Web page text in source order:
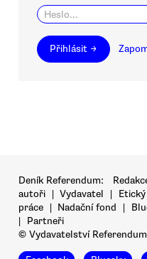
Přihlásit →
Deník Referendum:
autoři | Vydavatel |
práce | Nadační fond |
|
Partneři
© Vydavatelství